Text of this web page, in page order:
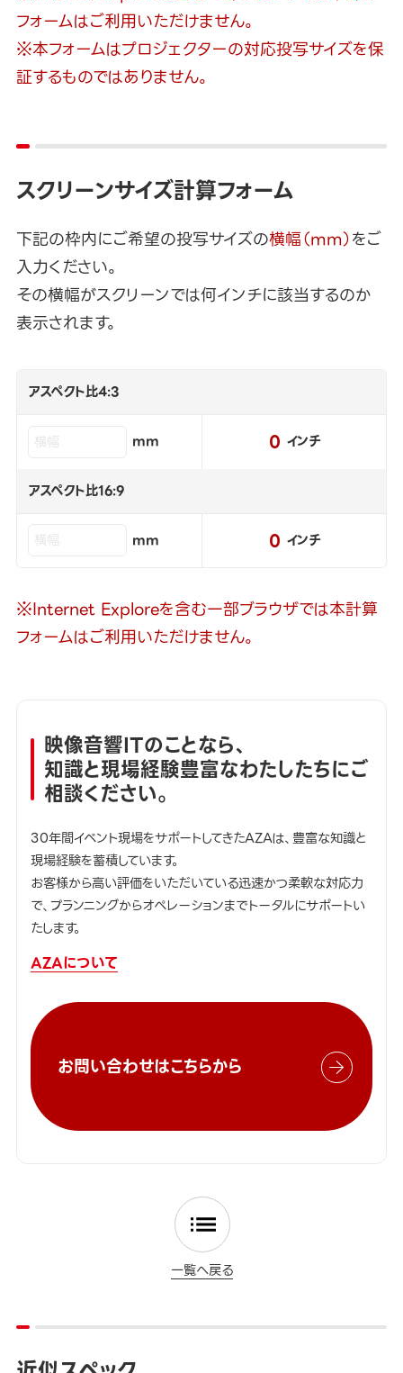
フォームはご利用いただけません。
※本フォームはプロジェクターの対応投写サイズを保
証するものではありません。
スクリーンサイズ計算フォーム
下記の枠内にご希望の投写サイズの横幅（mm）をご
入力ください。
その横幅がスクリーンでは何インチに該当するのか
表示されます。
アスペクト比4:3
mm 0 インチ
アスペクト比16:9
mm 0 インチ
※Internet Exploreを含む一部ブラウザでは本計算
フォームはご利用いただけません。
映像音響ITのことなら、
知識と現場経験豊富なわたしたちにご
相談ください。
30年間イベント現場をサポートしてきたAZAは、豊富な知識と
現場経験を蓄積しています。
お客様から高い評価をいただいている迅速かつ柔軟な対応力
で、プランニングからオペレーションまでトータルにサポートい
たします。
AZAについて
お問い合わせはこちらから
一覧へ戻る